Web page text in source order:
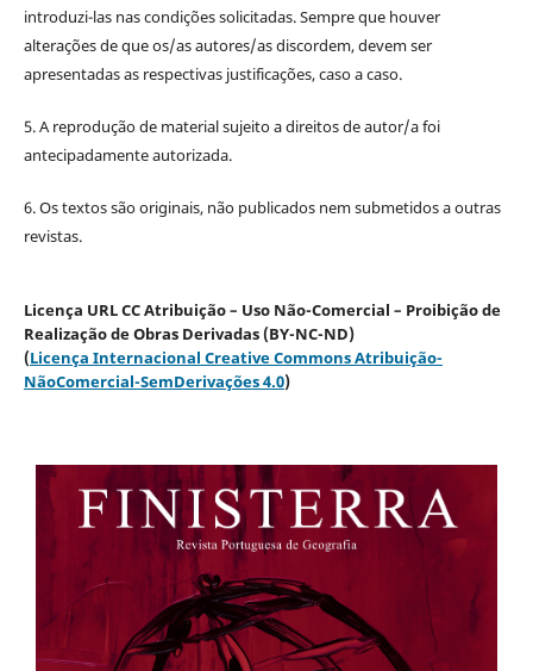
introduzi-las nas condições solicitadas. Sempre que houver
alterações de que os/as autores/as discordem, devem ser
apresentadas as respectivas justificações, caso a caso.
5. A reprodução de material sujeito a direitos de autor/a foi
antecipadamente autorizada.
6. Os textos são originais, não publicados nem submetidos a outras
revistas.
Licença URL CC Atribuição – Uso Não-Comercial – Proibição de
Realização de Obras Derivadas (BY-NC-ND)
(Licença Internacional Creative Commons Atribuição-
NãoComercial-SemDerivações 4.0)